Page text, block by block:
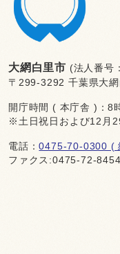
大網白里市 (法人番号
〒299-3292 千葉県大
開庁時間 ( 本庁舎 )：8
※土日祝日および12月
電話：0475-70-0300 (
ファクス:0475-72-8454